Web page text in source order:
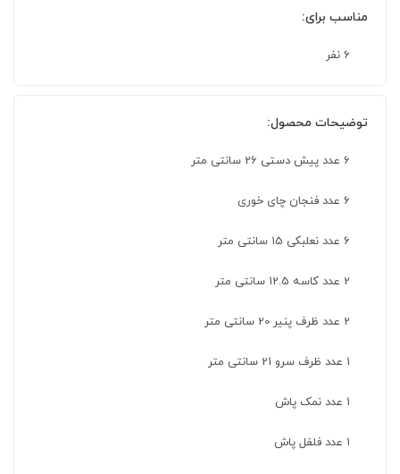
مناسب برای:
6 نفر
توضیحات محصول:
6 عدد پیش دستی 26 سانتی متر
6 عدد فنجان چای خوری
6 عدد نعلبکی 15 سانتی متر
2 عدد کاسه 12.5 سانتی متر
2 عدد ظرف پنیر 20 سانتی متر
1 عدد ظرف سرو 21 سانتی متر
1 عدد نمک پاش
1 عدد فلفل پاش